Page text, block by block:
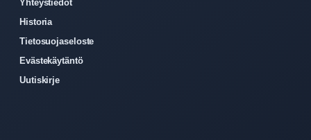
Yhteystiedot
Historia
Tietosuojaseloste
Evästekäytäntö
Uutiskirje